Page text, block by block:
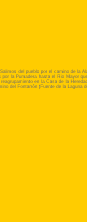
del pueblo por el camino de la
por la Pumadera hasta el Rio Mayor
en la Casa de la
del Fontarrón (Fuente de la Laguna